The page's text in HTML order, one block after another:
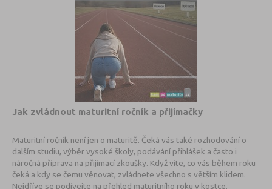
Jak zvládnout maturitní ročník a přijímačky
Maturitní ročník není jen o maturitě. Čeká vás také rozhodování o
dalším studiu, výběr vysoké školy, podávání přihlášek a často i
náročná příprava na přijímací zkoušky. Když víte, co vás během roku
čeká a kdy se čemu věnovat, zvládnete všechno s větším klidem.
Nejdříve se podívejte na přehled maturitního roku v kostce,